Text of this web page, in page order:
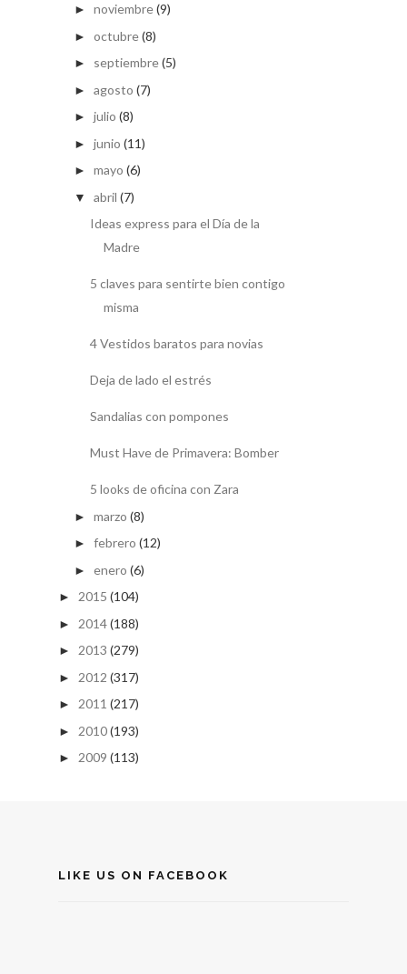
► noviembre(9)
► octubre(8)
► septiembre(5)
► agosto (7)
► julio (8)
► junio (11)
► mayo (6)
▼ abril (7)
Ideas express para el Día de la
Madre
5 claves para sentirte bien contigo
misma
4 Vestidos baratos para novias
Deja de lado el estrés
Sandalias con pompones
Must Have de Primavera: Bomber
5 looks de oficina con Zara
► marzo (8)
► febrero (12)
► enero (6)
► 2015 (104)
► 2014(188)
► 2013 (279)
► 2012 (317)
► 2011 (217)
► 2010(193)
► 2009 (113)
LIKE US ON FACEBOOK